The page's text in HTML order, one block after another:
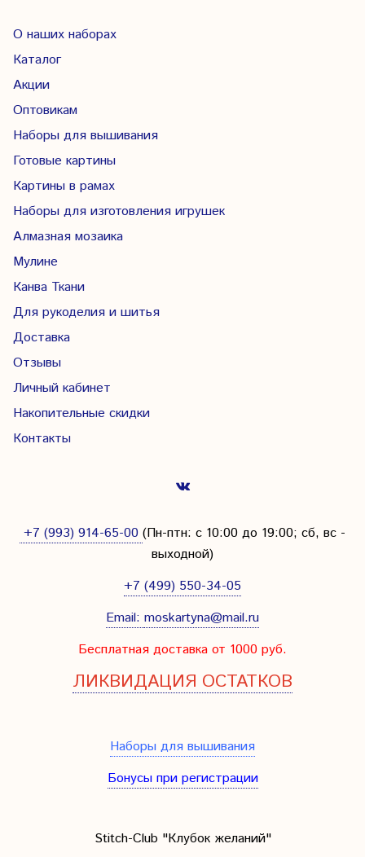
О наших наборах
Каталог
Акции
Оптовикам
Наборы для вышивания
Готовые картины
Картины в рамах
Наборы для изготовления игрушек
Алмазная мозаика
Мулине
Канва Ткани
Для рукоделия и шитья
Доставка
Отзывы
Личный кабинет
Накопительные скидки
Контакты
+7 (993) 914-65-00 (Пн-птн: с 10:00 до 19:00; сб, вс -
выходной)
+7 (499) 550-34-05
Email: moskartyna@mail.ru
Бесплатная доставка от 1000 руб.
ЛИКВИДАЦИЯ ОСТАТКОВ
Наборы для вышивания
Бонусы при регистрации
Stitch-Club "Клубок желаний"